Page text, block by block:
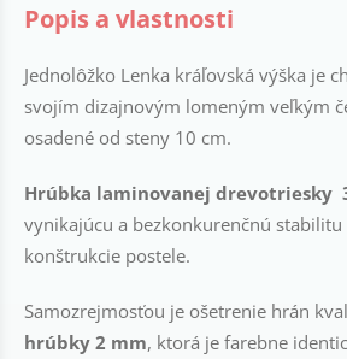
Popis a vlastnosti
Jednolôžko Lenka kráľovská výška je
svojím dizajnovým lomeným veľkým
osadené od steny 10 cm.
Hrúbka laminovanej drevotriesky
vynikajúcu a bezkonkurenčnú stabilitu
konštrukcie postele.
Samozrejmosťou je ošetrenie hrán
hrúbky 2 mm, ktorá je farebne